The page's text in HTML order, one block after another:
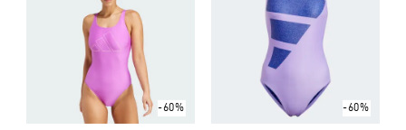
-60%
-60%
Price Reduced From